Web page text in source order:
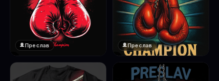
❤️
1
Преслав
❤️
Преслав